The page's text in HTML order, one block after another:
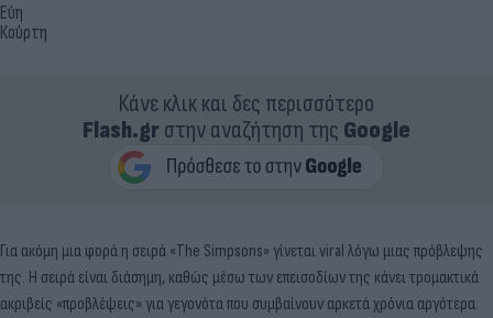
Εύη
Κούρτη
Κάνε κλικ και δες περισσότερο
Flash.grστην αναζήτηση της Google
Για ακόμη μια φορά η σειρά «The Simpsons» γίνεται viral λόγω μιας πρόβλεψης
της. Η σειρά είναι διάσημη, καθώς μέσω των επεισοδίων της κάνει τρομακτικά
ακριβείς «προβλέψεις» για γεγονότα που συμβαίνουν αρκετά χρόνια αργότερα.